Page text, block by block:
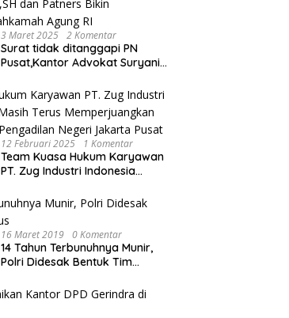
3 Maret 2025 2 Komentar
Surat tidak ditanggapi PN
Pusat,Kantor Advokat Suryani
Pengaduan ke Mahkamah
Agung RI
12 Februari 2025 1 Komentar
Team Kuasa Hukum Karyawan
PT. Zug Industri Indonesia
Memperjuangkan Hak
Karyawan di Pengadilan Negeri
Jakarta Pusat
16 Maret 2019 0 Komentar
14 Tahun Terbunuhnya Munir,
Polri Didesak Bentuk Tim